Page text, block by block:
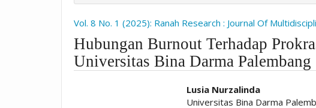
Vol. 8 No. 1 (2025): Ranah Research : Journal Of
Hubungan Burnout Terhadap
Universitas Bina Darma Palembang
Lusia Nurzalinda
Universitas Bina Darma